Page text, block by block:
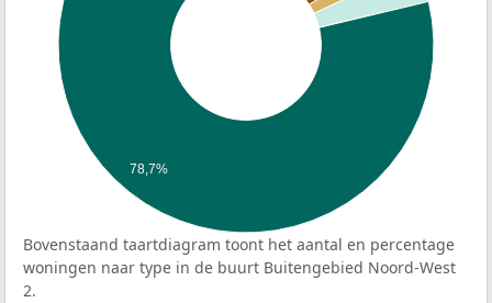
78,7%
Bovenstaand taartdiagram toont het aantal en percentage
woningen naar type in de buurt Buitengebied Noord-West
2.